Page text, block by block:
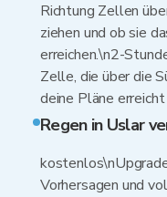
Richtung Zellen
ziehen und ob sie
erreichen.\n2-
Zelle, die über die
deine Pläne
Regen in Uslar
Vorhersagen und